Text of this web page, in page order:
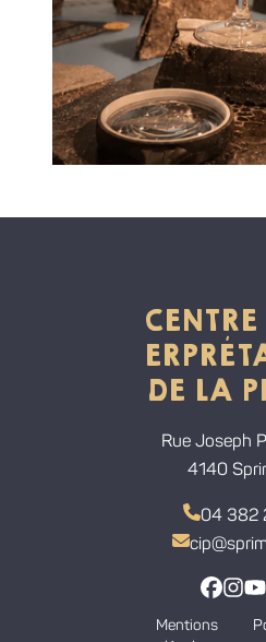
DE LA
Rue Joseph
4140
04 382
Mentions